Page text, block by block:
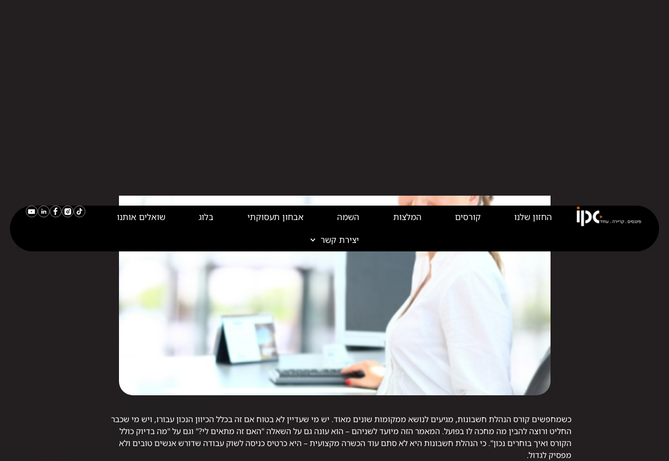
כשמחפשים קורס הנהלת חשבונות, מגיעים לנושא ממקומות שונים מאוד. יש מי שעדיין לא בטוח אם זה בכלל הכיוון הנכון עבורו, ויש מי שכבר
החליט ורוצה להבין מה מחכה לו בפועל. המאמר הזה מיועד לשניהם – הוא עונה גם על השאלה "האם זה מתאים לי?" וגם על "מה בדיוק כולל
הקורס ואיך בוחרים נכון". כי הנהלת חשבונות היא לא סתם עוד הכשרה מקצועית – היא כרטיס כניסה לשוק עבודה שדורש אנשים טובים ולא
מפסיק לגדול.